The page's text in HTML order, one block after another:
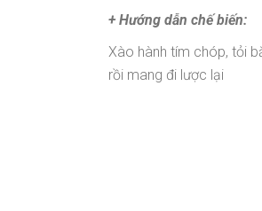
+ Hướng dẫn chế biến:
Xào hành tím chóp, tỏi
rồi mang đi lược lại